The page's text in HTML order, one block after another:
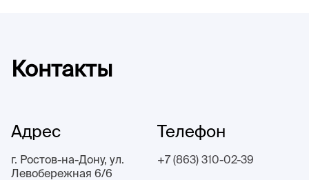
Контакты
Адрес
г. Ростов-на-Дону, ул.
Левобережная 6/6
Телефон
+7 (863) 310-02-39